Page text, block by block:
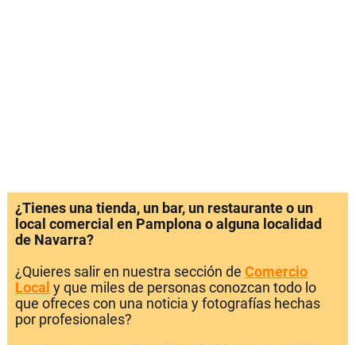
¿Tienes una tienda, un bar, un restaurante o un
local comercial en Pamplona o alguna localidad
de Navarra?
¿Quieres salir en nuestra sección de Comercio
Local y que miles de personas conozcan todo lo
que ofreces con una noticia y fotografías hechas
por profesionales?